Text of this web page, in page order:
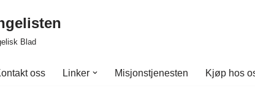
Blad
oss Linker Misjonstjenesten Kjøp hos